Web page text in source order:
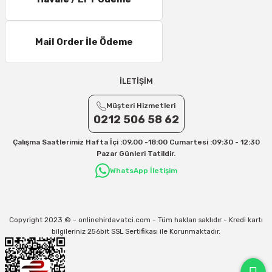
11 – 15 Desi/Kg= 245,50 TL- 347,40 TL
16 – 20 Desi/Kg= 307,50 TL- 371,80 TL
21 – 25 Desi/Kg= 357,90 TL-- 397,40 TL
Yurtiçi Kargo için 30 Desi sonrası her +1 Desi: 13 TL
Aras Kargo için 30 Desi sonrası her +1 Desi: 17 TL
Kargo ve teslimat süreçleriyle ilgili tüm sorularınız için bizimle iletişime
31/12/2026 Tarihine Kadar Geçerlidir
Mail Order İle Ödeme
İLETİŞİM
Müşteri Hizmetleri
0212 506 58 62
Çalışma Saatlerimiz Hafta İçi :09,00 -18:00 Cumartesi :09:30 - 12:30
Pazar Günleri Tatildir.
WhatsApp İletişim
Copyright 2023 © - onlinehirdavatci.com - Tüm hakları saklıdır - Kredi kartı
bilgileriniz 256bit SSL Sertifikası ile Korunmaktadır.